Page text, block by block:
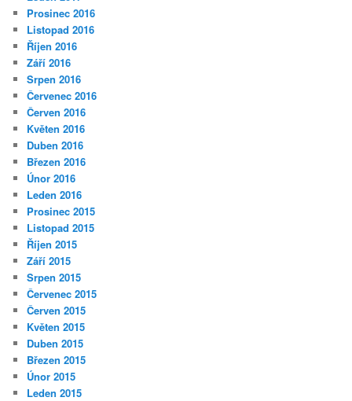
Prosinec 2016
Listopad 2016
Říjen 2016
Září 2016
Srpen 2016
Červenec 2016
Červen 2016
Květen 2016
Duben 2016
Březen 2016
Únor 2016
Leden 2016
Prosinec 2015
Listopad 2015
Říjen 2015
Září 2015
Srpen 2015
Červenec 2015
Červen 2015
Květen 2015
Duben 2015
Březen 2015
Únor 2015
Leden 2015